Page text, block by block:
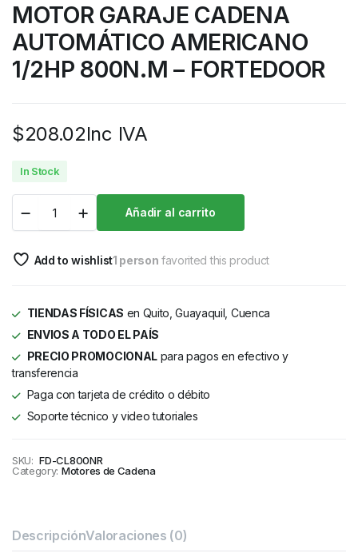
MOTOR GARAJE CADENA
AUTOMÁTICO AMERICANO
1/2HP 800N.M – FORTEDOOR
$208.02Inc IVA
In Stock
Añadir al carrito
Add to wishlist1 person favorited this product
TIENDAS FÍSICAS en Quito, Guayaquil, Cuenca
ENVIOS A TODO EL PAÍS
PRECIO PROMOCIONALpara pagos en efectivo y
transferencia
Paga con tarjeta de crédito o débito
Soporte técnico y video tutoriales
SKU: FD-CL800NR
Category: Motores de Cadena
DescripciónValoraciones (0)